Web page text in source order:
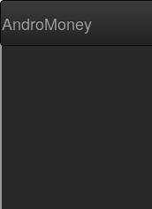
AndroMoney